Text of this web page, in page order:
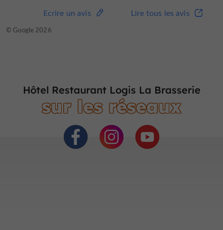
Lire tous les avis
Ecrire un avis
© Google 2026
Hôtel Restaurant Logis La Brasserie
sur les réseaux